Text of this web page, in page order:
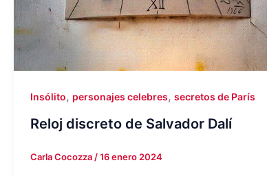
Insólito, personajes celebres, secretos de París
Reloj discreto de Salvador Dalí
Carla Cocozza /16 enero 2024